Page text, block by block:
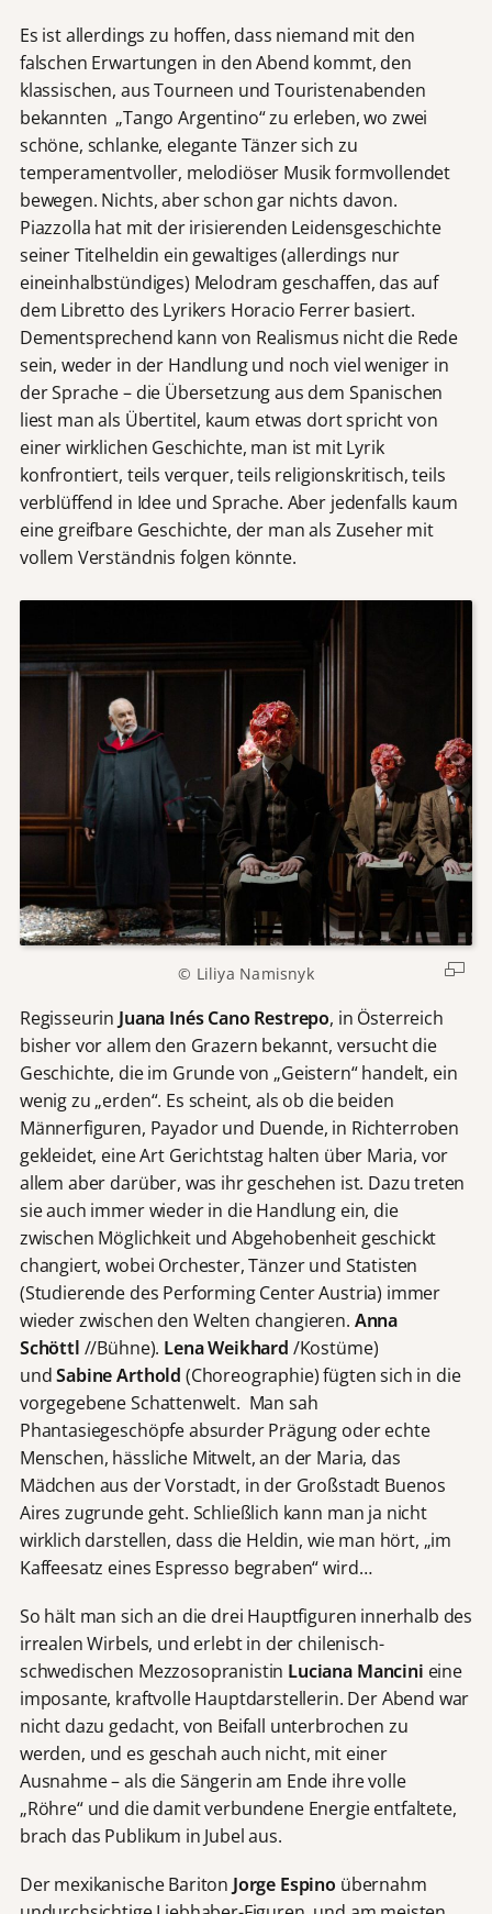
Es ist allerdings zu hoffen, dass niemand mit den
falschen Erwartungen in den Abend kommt, den
klassischen, aus Tourneen und Touristenabenden
bekannten „Tango Argentino“ zu erleben, wo zwei
schöne, schlanke, elegante Tänzer sich zu
temperamentvoller, melodiöser Musik formvollendet
bewegen. Nichts, aber schon gar nichts davon.
Piazzolla hat mit der irisierenden Leidensgeschichte
seiner Titelheldin ein gewaltiges (allerdings nur
eineinhalbstündiges) Melodram geschaffen, das auf
dem Libretto des Lyrikers Horacio Ferrer basiert.
Dementsprechend kann von Realismus nicht die Rede
sein, weder in der Handlung und noch viel weniger in
der Sprache – die Übersetzung aus dem Spanischen
liest man als Übertitel, kaum etwas dort spricht von
einer wirklichen Geschichte, man ist mit Lyrik
konfrontiert, teils verquer, teils religionskritisch, teils
verblüffend in Idee und Sprache. Aber jedenfalls kaum
eine greifbare Geschichte, der man als Zuseher mit
vollem Verständnis folgen könnte.
© Liliya Namisnyk
Regisseurin Juana Inés Cano Restrepo, in Österreich
bisher vor allem den Grazern bekannt, versucht die
Geschichte, die im Grunde von „Geistern“ handelt, ein
wenig zu „erden“. Es scheint, als ob die beiden
Männerfiguren, Payador und Duende, in Richterroben
gekleidet, eine Art Gerichtstag halten über Maria, vor
allem aber darüber, was ihr geschehen ist. Dazu treten
sie auch immer wieder in die Handlung ein, die
zwischen Möglichkeit und Abgehobenheit geschickt
changiert, wobei Orchester, Tänzer und Statisten
(Studierende des Performing Center Austria) immer
wieder zwischen den Welten changieren. Anna
Schöttl //Bühne). Lena Weikhard /Kostüme)
undSabine Arthold (Choreographie) fügten sich in die
vorgegebene Schattenwelt. Man sah
Phantasiegeschöpfe absurder Prägung oder echte
Menschen, hässliche Mitwelt, an der Maria, das
Mädchen aus der Vorstadt, in der Großstadt Buenos
Aires zugrunde geht. Schließlich kann man ja nicht
wirklich darstellen, dass die Heldin, wie man hört, „im
Kaffeesatz eines Espresso begraben“ wird…
So hält man sich an die drei Hauptfiguren innerhalb des
irrealen Wirbels, und erlebt in der chilenisch-
schwedischen Mezzosopranistin Luciana Mancini eine
imposante, kraftvolle Hauptdarstellerin. Der Abend war
nicht dazu gedacht, von Beifall unterbrochen zu
werden, und es geschah auch nicht, mit einer
Ausnahme – als die Sängerin am Ende ihre volle
„Röhre“ und die damit verbundene Energie entfaltete,
brach das Publikum in Jubel aus.
Der mexikanische Bariton Jorge Espino übernahm